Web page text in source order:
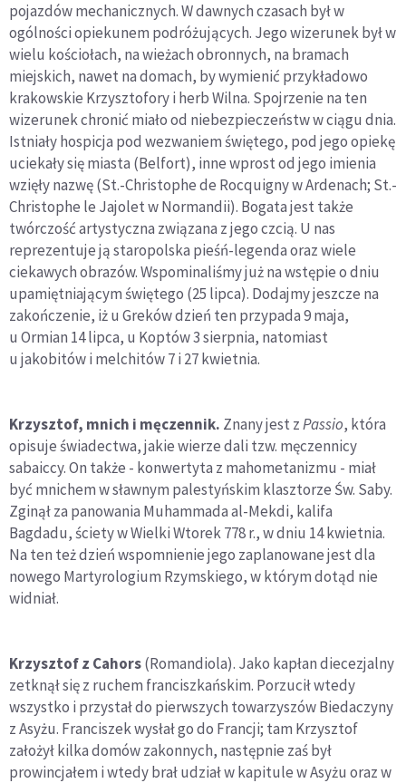
pojazdów mechanicznych. W dawnych czasach był w
ogólności opiekunem podróżujących. Jego wizerunek był w
wielu kościołach, na wieżach obronnych, na bramach
miejskich, nawet na domach, by wymienić przykładowo
krakowskie Krzysztofory i herb Wilna. Spojrzenie na ten
wizerunek chronić miało od niebezpieczeństw w ciągu dnia.
Istniały hospicja pod wezwaniem świętego, pod jego opiekę
uciekały się miasta (Belfort), inne wprost od jego imienia
wzięły nazwę (St.-Christophe de Rocquigny w Ardenach; St.-
Christophe le Jajolet w Normandii). Bogata jest także
twórczość artystyczna związana z jego czcią. U nas
reprezentuje ją staropolska pieśń-legenda oraz wiele
ciekawych obrazów. Wspominaliśmy już na wstępie o dniu
upamiętniającym świętego (25 lipca). Dodajmy jeszcze na
zakończenie, iż u Greków dzień ten przypada 9 maja,
u Ormian 14 lipca, u Koptów 3 sierpnia, natomiast
u jakobitów i melchitów 7 i 27 kwietnia.
Krzysztof, mnich i męczennik. Znany jest zPassio, która
opisuje świadectwa, jakie wierze dali tzw. męczennicy
sabaiccy. On także - konwertyta z mahometanizmu - miał
być mnichem w sławnym palestyńskim klasztorze Św. Saby.
Zginął za panowania Muhammada al-Mekdi, kalifa
Bagdadu, ściety w Wielki Wtorek 778 r., w dniu 14 kwietnia.
Na ten też dzień wspomnienie jego zaplanowane jest dla
nowego Martyrologium Rzymskiego, w którym dotąd nie
widniał.
Krzysztof z Cahors(Romandiola). Jako kapłan diecezjalny
zetknął się z ruchem franciszkańskim. Porzucił wtedy
wszystko i przystał do pierwszych towarzyszów Biedaczyny
z Asyżu. Franciszek wysłał go do Francji; tam Krzysztof
założył kilka domów zakonnych, następnie zaś był
prowincjałem i wtedy brał udział w kapitule w Asyżu oraz w